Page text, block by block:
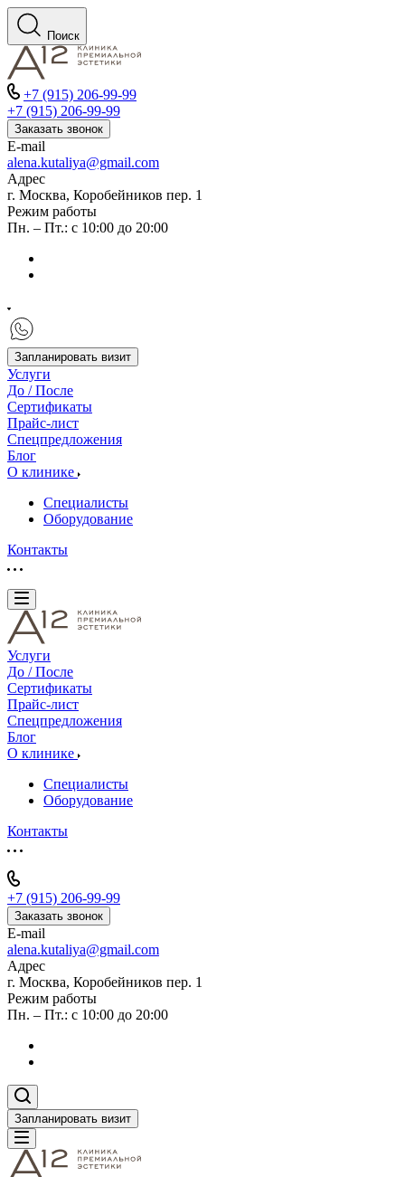
Поиск
+7 (915) 206-99-99
+7 (915) 206-99-99
Заказать звонок
E-mail
alena.kutaliya@gmail.com
Адрес
г. Москва, Коробейников пер. 1
Режим работы
Пн. – Пт.: с 10:00 до 20:00
Запланировать визит
Услуги
До / После
Сертификаты
Прайс-лист
Спецпредложения
Блог
О клинике
Специалисты
Оборудование
Контакты
Услуги
До / После
Сертификаты
Прайс-лист
Спецпредложения
Блог
О клинике
Специалисты
Оборудование
Контакты
+7 (915) 206-99-99
Заказать звонок
E-mail
alena.kutaliya@gmail.com
Адрес
г. Москва, Коробейников пер. 1
Режим работы
Пн. – Пт.: с 10:00 до 20:00
Запланировать визит